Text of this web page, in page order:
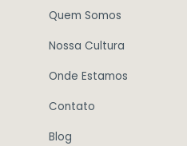
Quem Somos
Nossa Cultura
Onde Estamos
Contato
Blog